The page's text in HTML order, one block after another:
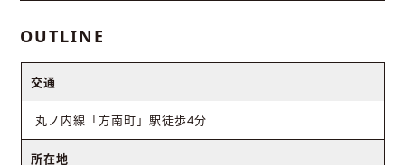
OUTLINE
交通
丸ノ内線「方南町」駅徒歩4分
所在地